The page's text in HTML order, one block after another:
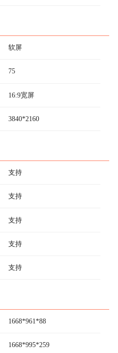
软屏
75
16:9宽屏
3840*2160
支持
支持
支持
支持
支持
1668*961*88
1668*995*259